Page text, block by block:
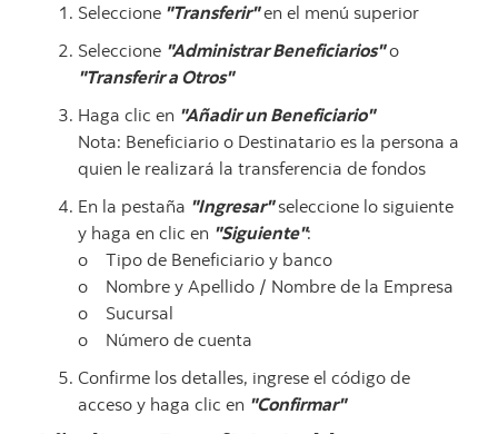
Seleccione "Transferir"en el menú superior
Seleccione "Administrar Beneficiarios"o
"Transferir a Otros"
Haga clic en "Añadir un Beneficiario"
Nota: Beneficiario o Destinatario es la persona a
quien le realizará la transferencia de fondos
En la pestaña "Ingresar"seleccione lo siguiente
y haga en clic en "Siguiente":
o Tipo de Beneficiario y banco
o Nombre y Apellido / Nombre de la Empresa
o Sucursal
o Número de cuenta
Confirme los detalles, ingrese el código de
acceso y haga clic en "Confirmar"